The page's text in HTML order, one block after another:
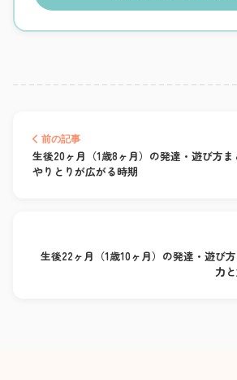
前の記事
生後20ヶ月（1歳8ヶ月）の発達・遊び方
やりとりが広がる時期
生後22ヶ月（1歳10ヶ月）の発達・遊び
力